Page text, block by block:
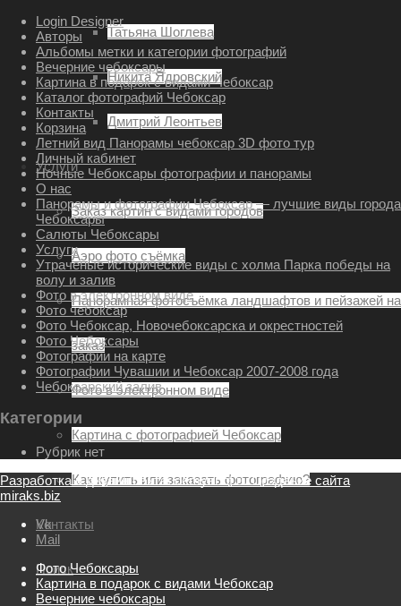
Татьяна Шоглева
Никита Ядровский
Дмитрий Леонтьев
Услуги
Заказ картин с видами городов
Аэро фото съёмка
Панорамная фотосъёмка ландшафтов и пейзажей на
заказ
Фото в электронном виде
Картина с фотографией Чебоксар
Как купить или заказать фотографию?
Контакты
Поиск
Login Designer
Авторы
Альбомы метки и категории фотографий
Вечерние чебоксары
Картина в подарок с видами Чебоксар
Каталог фотографий Чебоксар
Контакты
Корзина
Летний вид Панорамы чебоксар 3D фото тур
Личный кабинет
Ночные Чебоксары фотографии и панорамы
О нас
Панорамы и фотографии Чебоксар — лучшие виды города
Чебоксары
Салюты Чебоксары
Услуги
Утраченые исторические виды с холма Парка победы на
волу и залив
Фото в электронном виде
Фото чебоксар
Фото Чебоксар, Новочебоксарска и окрестностей
Фото Чебоксары
Фотографии на карте
Фотографии Чувашии и Чебоксар 2007-2008 года
Чебоксарский залив
Категории
Рубрик нет
Разработка и дизайн сайта: demyanof.ru Создание сайта
miraks.biz
Vk
Mail
Фото Чебоксары
Картина в подарок с видами Чебоксар
Вечерние чебоксары